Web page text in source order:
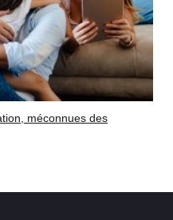
méconnues des